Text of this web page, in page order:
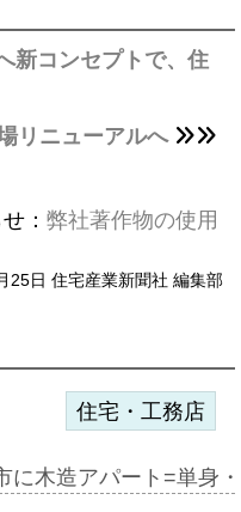
新コンセプトで、住
リニューアルへ
： 弊社著作物の使用
25日 住宅産業新聞社 編集部
住宅・工務店
に木造アパート=単身